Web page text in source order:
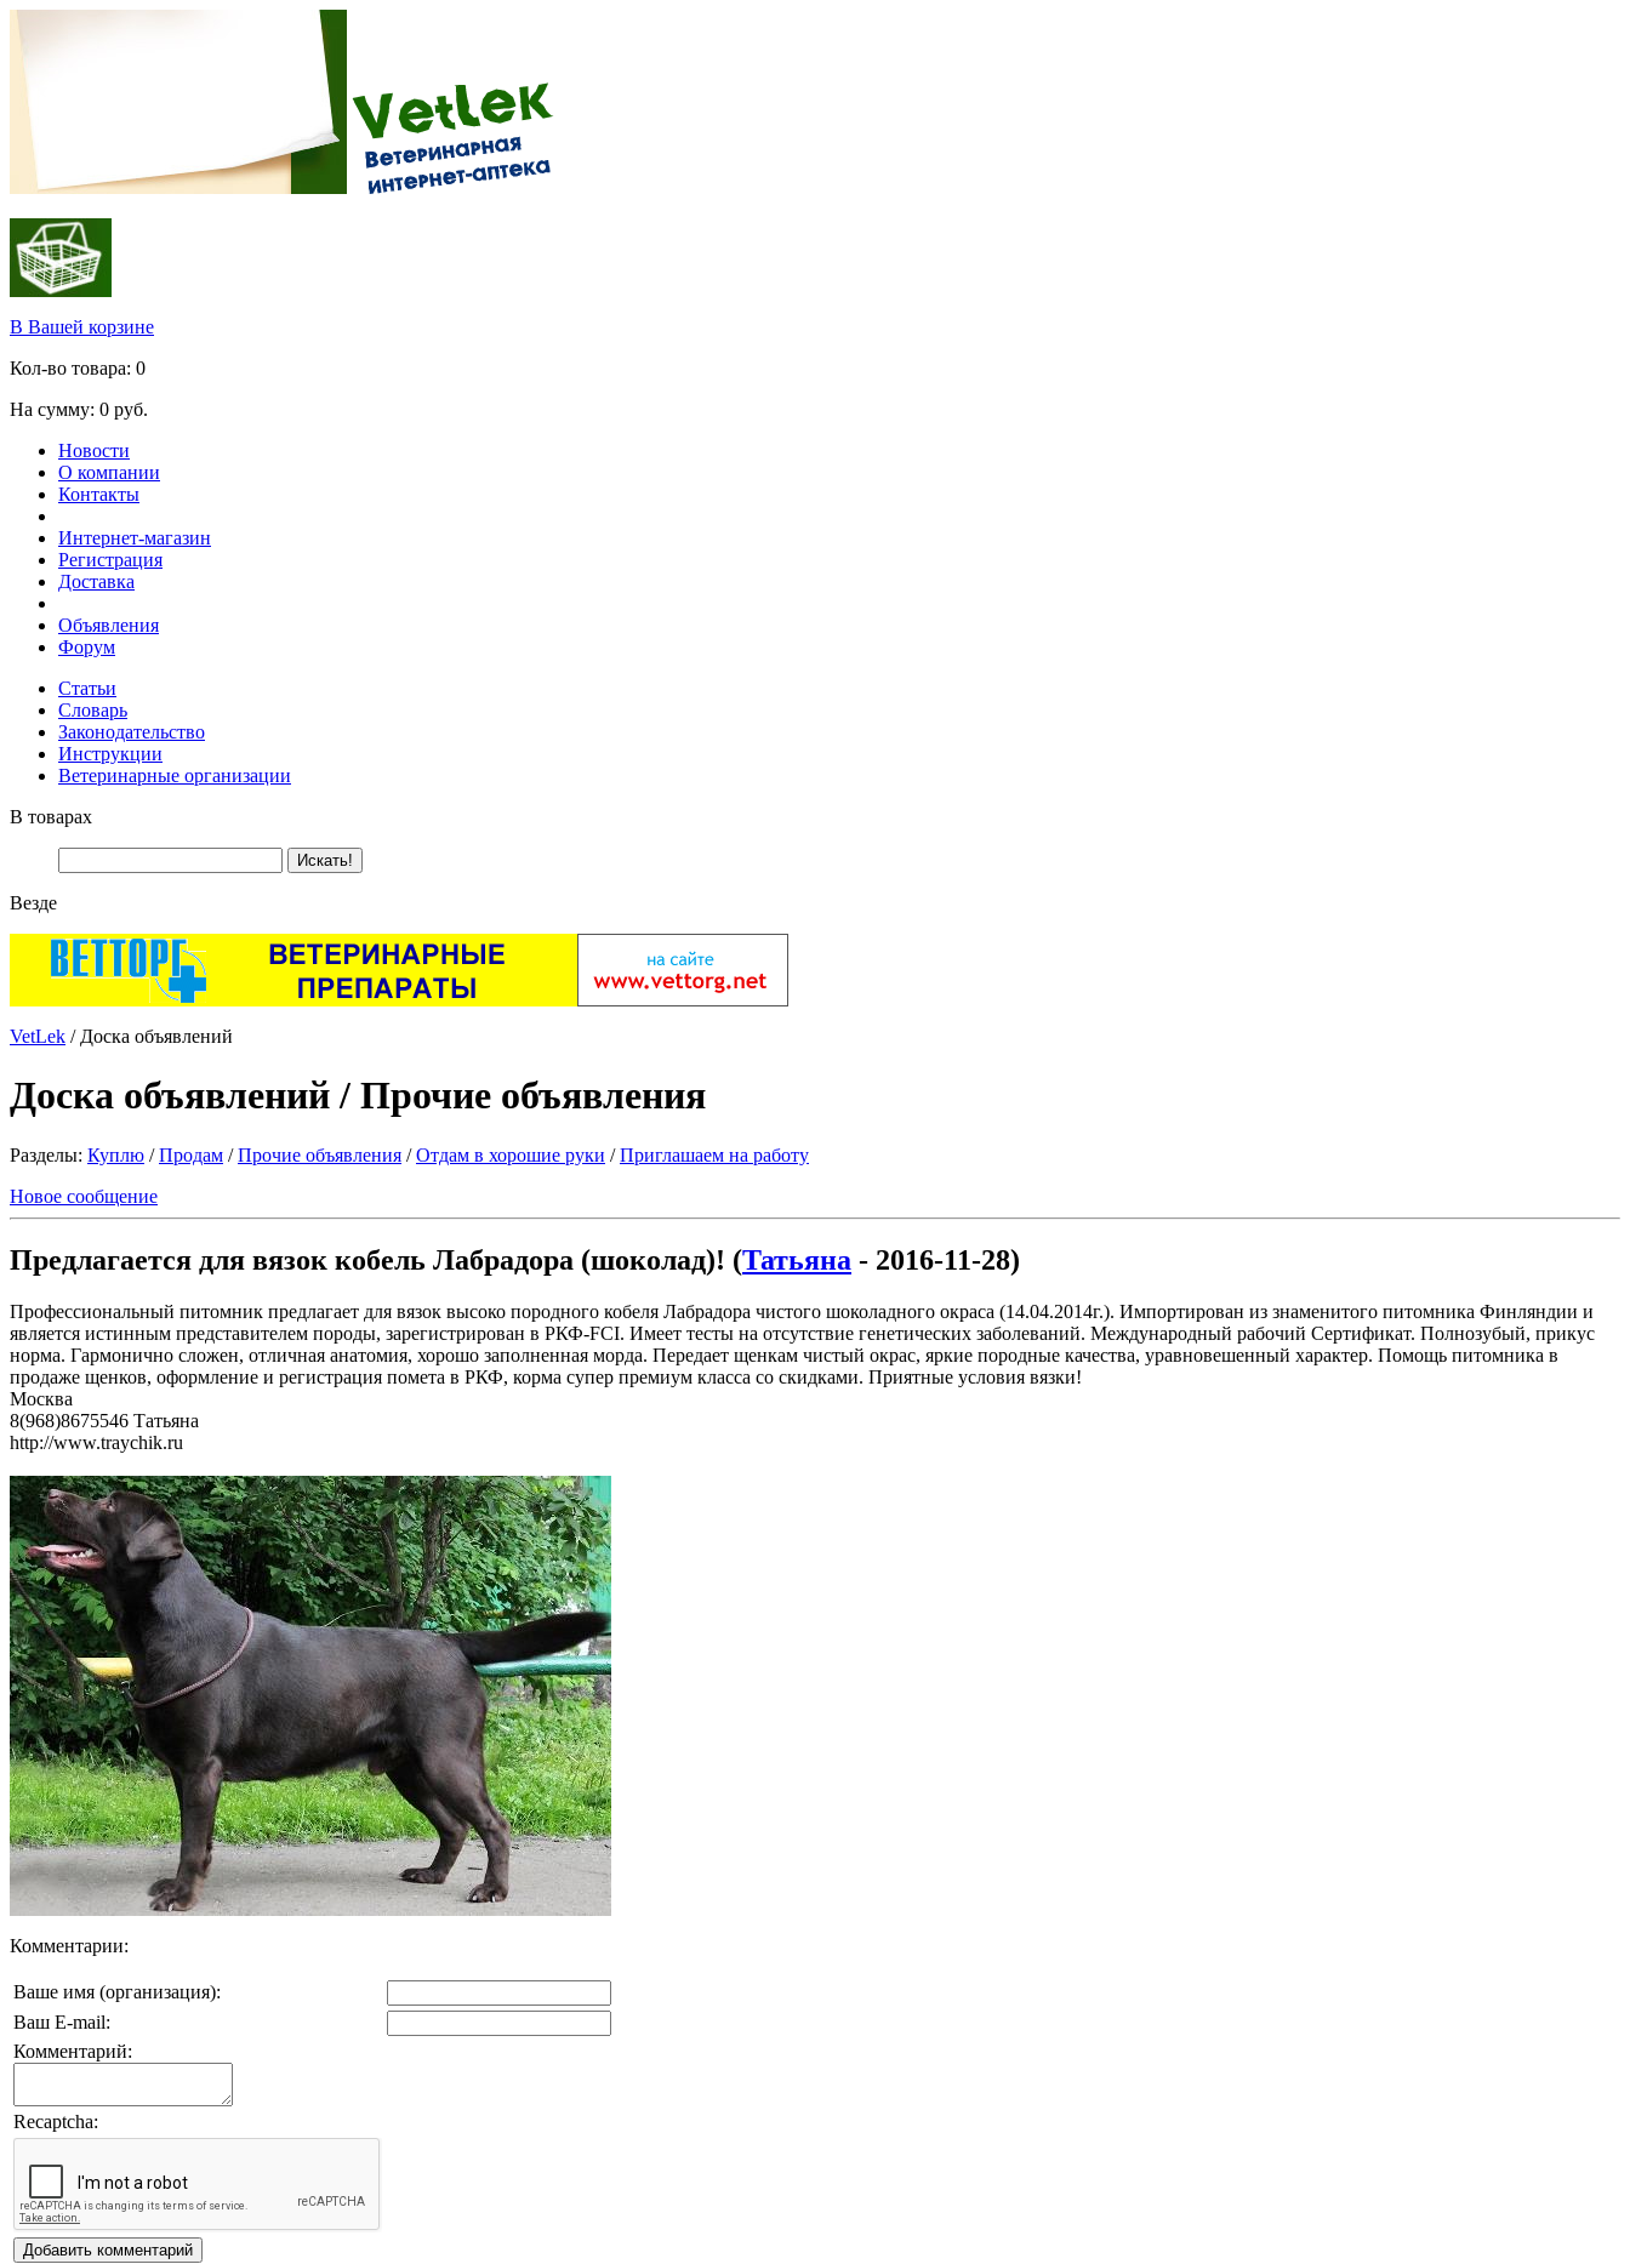
В Вашей корзине
Кол-во товара: 0
На сумму: 0 руб.
Новости
О компании
Контакты
Интернет-магазин
Регистрация
Доставка
Объявления
Форум
Статьи
Словарь
Законодательство
Инструкции
Ветеринарные организации
В товарах
Везде
VetLek / Доска объявлений
Доска объявлений / Прочие объявления
Разделы: Куплю /Продам /Прочие объявления /Отдам в хорошие руки /Приглашаем на работу
Новое сообщение
Предлагается для вязок кобель Лабрадора (шоколад)! (Татьяна - 2016-11-28)
Профессиональный питомник предлагает для вязок высоко породного кобеля Лабрадора чистого шоколадного окраса (14.04.2014г.). Импортирован из знаменитого питомника Финляндии и
является истинным представителем породы, зарегистрирован в РКФ-FCI. Имеет тесты на отсутствие генетических заболеваний. Международный рабочий Сертификат. Полнозубый, прикус
норма. Гармонично сложен, отличная анатомия, хорошо заполненная морда. Передает щенкам чистый окрас, яркие породные качества, уравновешенный характер. Помощь питомника в
продаже щенков, оформление и регистрация помета в РКФ, корма супер премиум класса со скидками. Приятные условия вязки!
Москва
8(968)8675546 Татьяна
http://www.traychik.ru
Комментарии:
Ваше имя (организация):
Ваш E-mail:
Комментарий:
Recaptcha: